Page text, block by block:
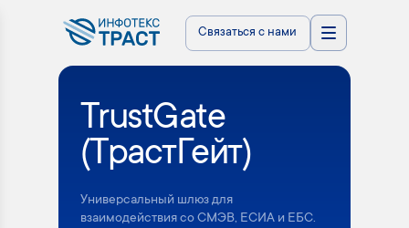
Связаться с нами
TrustGate
(ТрастГейт)
Универсальный шлюз для
взаимодействия со СМЭВ, ЕСИА и ЕБС.